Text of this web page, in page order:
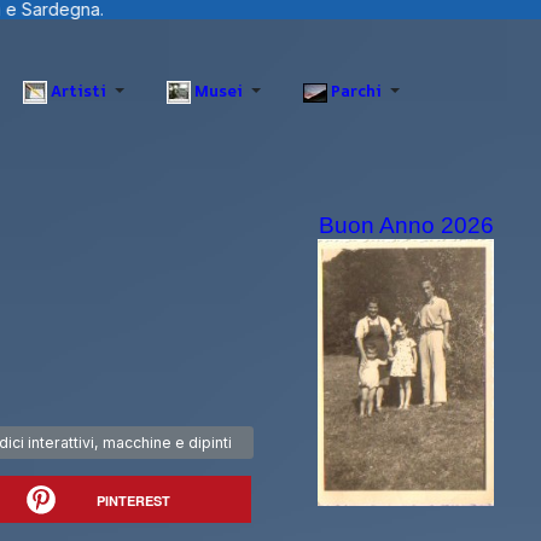
Artisti Musei Parchi
Leonardo3: codici interattivi, macchine e dipinti
interattivi, macchine e dipinti
PINTEREST
Buon Anno 2026